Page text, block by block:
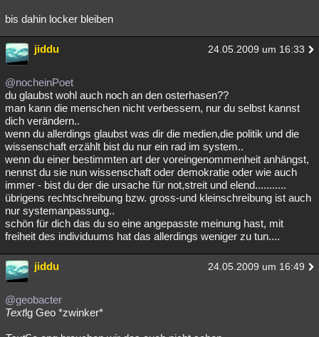
bis dahin locker bleiben
jiddu 24.05.2009 um 16:33
@nocheinPoet
du glaubst wohl auch noch an den osterhasen??
man kann die menschen nicht verbessern, nur du selbst kannst
dich verändern..
wenn du allerdings glaubst was dir die medien,die politik und die
wissenschaft erzählt bist du nur ein rad im system..
wenn du einer bestimmten art der voreingenommenheit anhängst,
nennst du sie nun wissenschaft oder demokratie oder wie auch
immer - bist du der die ursache für not,streit und elend...........
übrigens rechtschreibung bzw. gross-und kleinschreibung ist auch
nur systemanpassung..
schön für dich das du so eine angepasste meinung hast, mit
freiheit des individuums hat das allerdings weniger zu tun....
jiddu 24.05.2009 um 16:49
@geobacter
Textlg Geo *zwinker*